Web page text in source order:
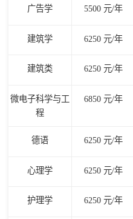
广告学 5500 元/年
建筑学 6250 元/年
建筑类 6250 元/年
微电子科学与工
程
6850 元/年
德语 6250 元/年
心理学 6250 元/年
护理学 6250 元/年